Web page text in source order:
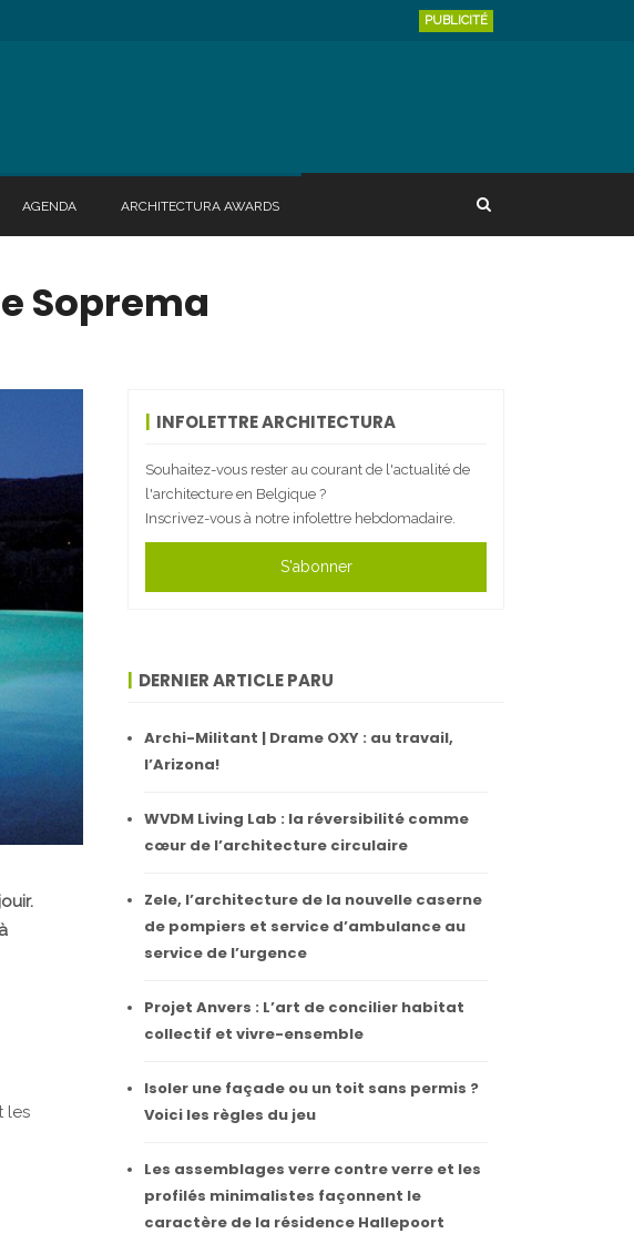
PUBLICITÉ
AGENDA ARCHITECTURA AWARDS
Soprema
les
INFOLETTRE ARCHITECTURA
Souhaitez-vous rester au courant de l'actualité de
l'architecture en Belgique ?
Inscrivez-vous à notre infolettre hebdomadaire.
S'abonner
DERNIER ARTICLE PARU
Archi-Militant | Drame OXY : au travail,
l’Arizona!
WVDM Living Lab : la réversibilité comme
cœur de l’architecture circulaire
Zele, l’architecture de la nouvelle caserne
de pompiers et service d’ambulance au
service de l’urgence
Projet Anvers : L’art de concilier habitat
collectif et vivre-ensemble
Isoler une façade ou un toit sans permis ?
Voici les règles du jeu
Les assemblages verre contre verre et les
profilés minimalistes façonnent le
caractère de la résidence Hallepoort